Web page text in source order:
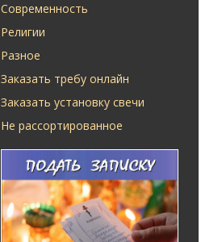
Современность
Религии
Разное
Заказать требу онлайн
Заказать установку свечи
Не рассортированное